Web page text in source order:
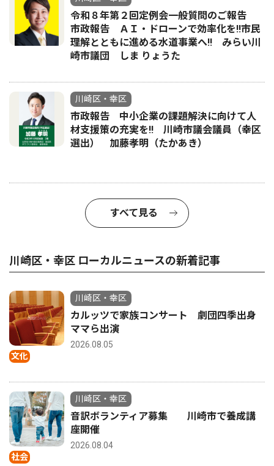
令和８年第２回定例会一般質問のご報告
市政報告 ＡＩ・ドローンで効率化を!!市民
理解とともに進める水道事業へ!! みらい川
崎市議団 しま りょうた
川崎区・幸区
市政報告 中小企業の課題解決に向けて人
材支援策の充実を!! 川崎市議会議員（幸区
選出） 加藤孝明（たかあき）
すべて見る
川崎区・幸区 ローカルニュースの新着記事
文化
川崎区・幸区
カルッツで家族コンサート 劇団四季出身
ママら出演
2026.08.05
社会
川崎区・幸区
音訳ボランティア募集 川崎市で養成講
座開催
2026.08.04